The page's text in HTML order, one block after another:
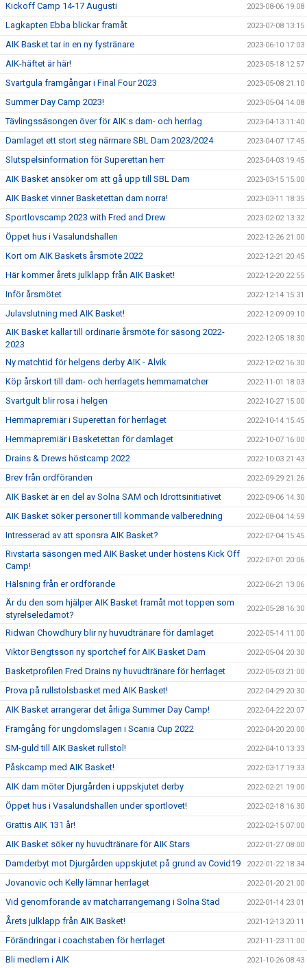
Kickoff Camp 14-17 Augusti 2023-08-06 19:08
Lagkapten Ebba blickar framåt 2023-07-08 13:15
AIK Basket tar in en ny fystränare 2023-06-10 17:03
AIK-häftet är här! 2023-05-18 12:57
Svartgula framgångar i Final Four 2023 2023-05-08 21:10
Summer Day Camp 2023! 2023-05-04 14:08
Tävlingssäsongen över för AIK:s dam- och herrlag 2023-04-13 11:40
Damlaget ett stort steg närmare SBL Dam 2023/2024 2023-04-07 17:45
Slutspelsinformation för Superettan herr 2023-04-03 19:45
AIK Basket ansöker om att gå upp till SBL Dam 2023-03-15 15:00
AIK Basket vinner Basketettan dam norra! 2023-03-11 18:35
Sportlovscamp 2023 with Fred and Drew 2023-02-02 13:32
Öppet hus i Vasalundshallen 2022-12-26 21:00
Kort om AIK Baskets årsmöte 2022 2022-12-21 20:45
Här kommer årets julklapp från AIK Basket! 2022-12-20 22:55
Inför årsmötet 2022-12-14 15:31
Julavslutning med AIK Basket! 2022-12-09 09:10
AIK Basket kallar till ordinarie årsmöte för säsong 2022-
2023
2022-12-05 18:30
Ny matchtid för helgens derby AIK - Alvik 2022-12-02 16:30
Köp årskort till dam- och herrlagets hemmamatcher 2022-11-01 18:03
Svartgult blir rosa i helgen 2022-10-27 15:00
Hemmapremiär i Superettan för herrlaget 2022-10-14 15:45
Hemmapremiär i Basketettan för damlaget 2022-10-07 16:00
Drains & Drews höstcamp 2022 2022-10-03 21:43
Brev från ordföranden 2022-09-29 21:26
AIK Basket är en del av Solna SAM och Idrottsinitiativet 2022-09-06 14:30
AIK Basket söker personer till kommande valberedning 2022-08-04 14:59
Intresserad av att sponsra AIK Basket? 2022-07-04 15:45
Rivstarta säsongen med AIK Basket under höstens Kick Off
Camp!
2022-07-01 20:06
Hälsning från er ordförande 2022-06-21 13:06
Är du den som hjälper AIK Basket framåt mot toppen som
styrelseledamot?
2022-05-28 16:30
Ridwan Chowdhury blir ny huvudtränare för damlaget 2022-05-14 11:00
Viktor Bengtsson ny sportchef för AIK Basket Dam 2022-05-04 20:30
Basketprofilen Fred Drains ny huvudtränare för herrlaget 2022-05-03 21:00
Prova på rullstolsbasket med AIK Basket! 2022-04-29 20:30
AIK Basket arrangerar det årliga Summer Day Camp! 2022-04-22 20:07
Framgång för ungdomslagen i Scania Cup 2022 2022-04-20 20:00
SM-guld till AIK Basket rullstol! 2022-04-10 13:33
Påskcamp med AIK Basket! 2022-03-17 19:33
AIK dam möter Djurgården i uppskjutet derby 2022-02-21 19:00
Öppet hus i Vasalundshallen under sportlovet! 2022-02-18 16:30
Grattis AIK 131 år! 2022-02-15 07:00
AIK Basket söker ny huvudtränare för AIK Stars 2022-01-27 08:00
Damderbyt mot Djurgården uppskjutet på grund av Covid19 2022-01-22 18:34
Jovanovic och Kelly lämnar herrlaget 2022-01-20 21:00
Vid genomförande av matcharrangemang i Solna Stad 2022-01-14 23:01
Årets julklapp från AIK Basket! 2021-12-13 20:11
Förändringar i coachstaben för herrlaget 2021-11-23 11:00
Bli medlem i AIK 2021-10-26 08:43